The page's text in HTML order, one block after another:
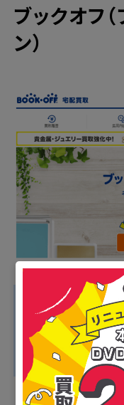
ブックオフ
ン）
■ブックオフの
・1度に19箱ま
・送料・手数料が
・ネット店舗の